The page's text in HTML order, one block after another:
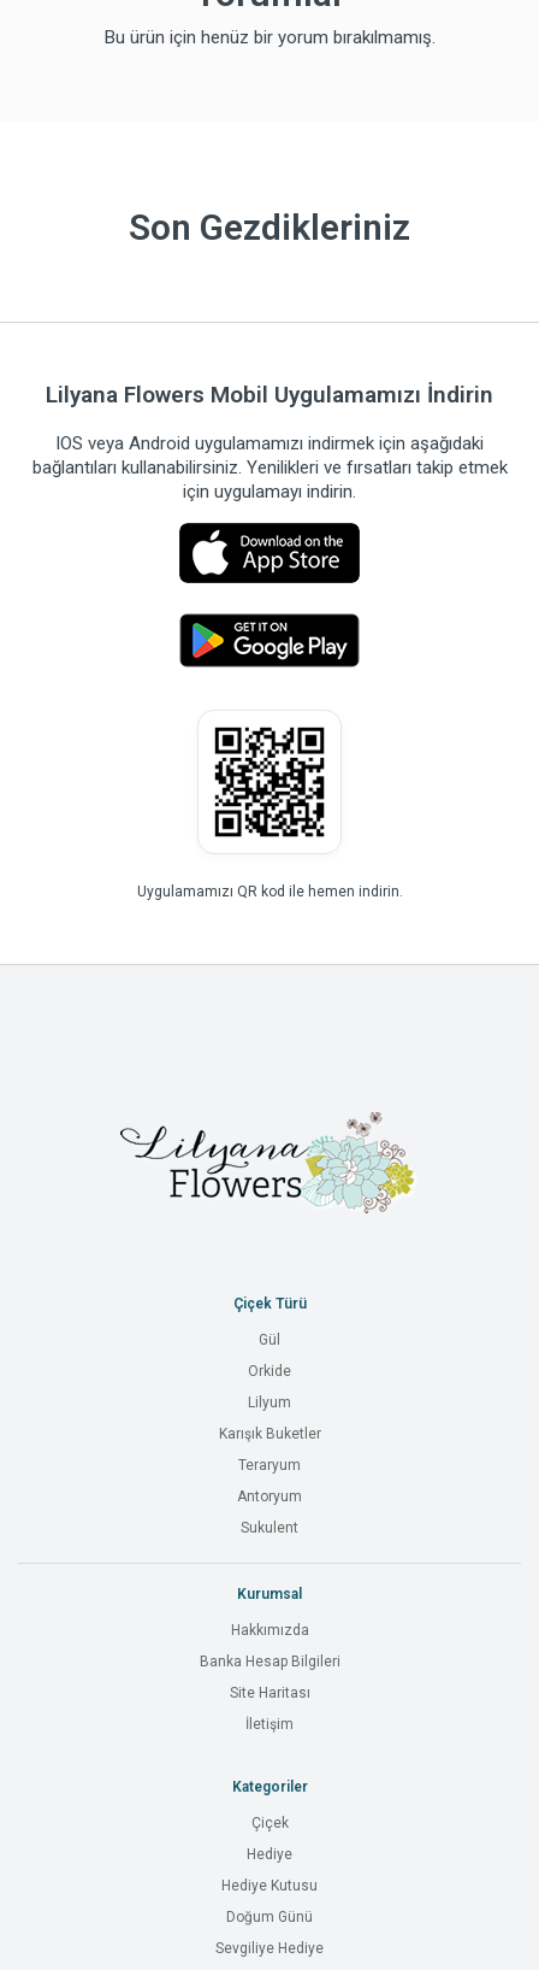
Bu ürün için henüz bir yorum bırakılmamış.
Son Gezdikleriniz
Lilyana Flowers Mobil Uygulamamızı İndirin
IOS veya Android uygulamamızı indirmek için aşağıdaki
bağlantıları kullanabilirsiniz. Yenilikleri ve fırsatları takip etmek
için uygulamayı indirin.
Uygulamamızı QR kod ile hemen indirin.
Çiçek Türü
Gül
Orkide
Lilyum
Karışık Buketler
Teraryum
Antoryum
Sukulent
Kurumsal
Hakkımızda
Banka Hesap Bilgileri
Site Haritası
İletişim
Kategoriler
Çiçek
Hediye
Hediye Kutusu
Doğum Günü
Sevgiliye Hediye